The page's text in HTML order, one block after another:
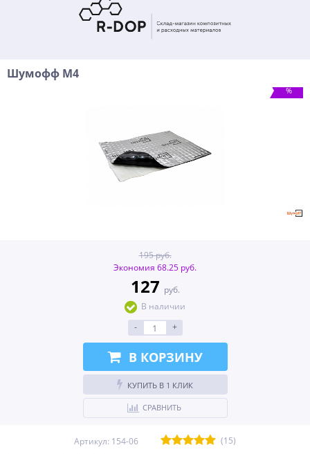
Шумофф М4
%
195 руб.
Экономия 68.25 руб.
127 руб.
В наличии
-
+
В КОРЗИНУ
КУПИТЬ В 1 КЛИК
СРАВНИТЬ
Артикул: 154-06
(15)